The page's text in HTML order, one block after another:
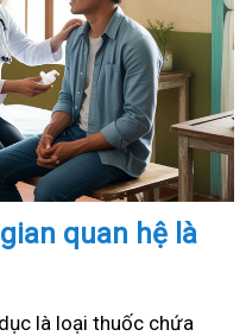
quan hệ là
là loại thuốc chứa